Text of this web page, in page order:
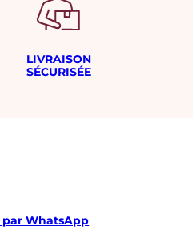
LIVRAISON
SÉCURISÉE
par WhatsApp